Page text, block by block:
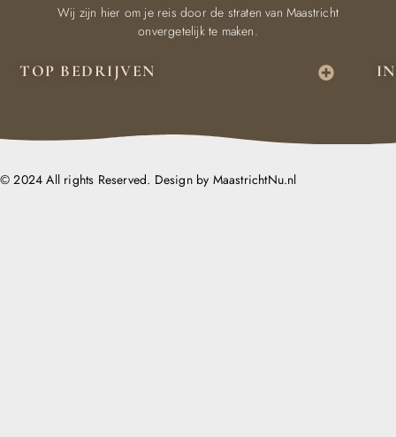
TOP BEDRIJVEN
Wij zijn hier om je reis door de straten van Maastricht
onvergetelijk te maken.
© 2024 All rights Reserved. Design by MaastrichtNu.nl